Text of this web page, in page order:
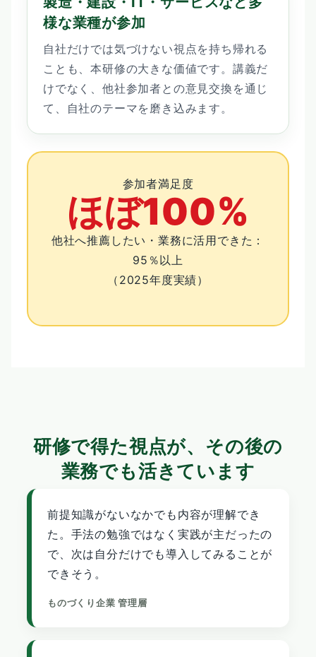
様な業種が参加
自社だけでは気づけない視点を持ち帰れる
ことも、本研修の大きな価値です。講義だ
けでなく、他社参加者との意見交換を通じ
て、自社のテーマを磨き込みます。
参加者満足度
ほぼ100%
他社へ推薦したい・業務に活用できた：
95％以上
（2025年度実績）
研修で得た視点が、その後の
業務でも活きています
前提知識がないなかでも内容が理解でき
た。手法の勉強ではなく実践が主だったの
で、次は自分だけでも導入してみることが
できそう。
ものづくり企業 管理層